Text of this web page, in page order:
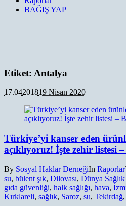
BAĞIŞ YAP
Etiket: Antalya
17.04201819 Nisan 2020
Türkiye’yi kanser eden
açıklıyoruz! İşte zehir listesi
By Sosyal Haklar DerneğiIn Raporlar
su, bülent şık, Dilovası, Dünya
gıda güvenliği, halk sağlığı, hava,
Kırklareli, sağlık, Saroz, su, Tekirdağ,